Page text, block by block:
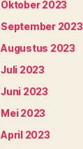
Oktober 2023
September 2023
Augustus 2023
Juli 2023
Juni 2023
Mei 2023
April 2023